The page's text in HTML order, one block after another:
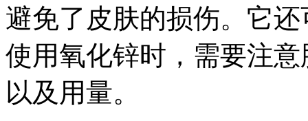
避免了皮肤的损伤。它
使用氧化锌时，需要注
以及用量。